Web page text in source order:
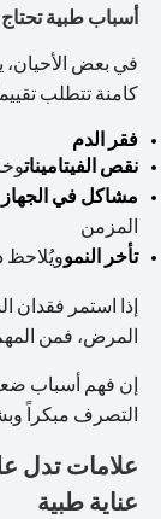
أسباب طبية تحتاج
في بعض
كامنة تتطلب
فقر الدم
نقص الفيتامينات
مشاكل في الجهاز
المزمن
تأخر النموويُلاحظ
إذا استمر فقدان
المرض، فمن
إن فهم أسباب
التصرف مبكراً
علامات تدل
عناية طبية